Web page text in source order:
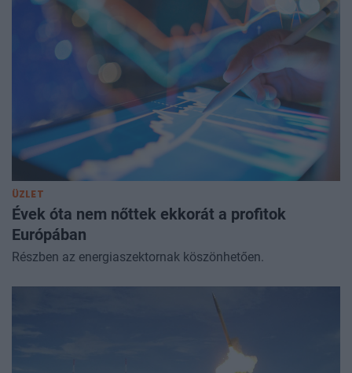
ÜZLET
Évek óta nem nőttek ekkorát a profitok
Európában
Részben az energiaszektornak köszönhetően.